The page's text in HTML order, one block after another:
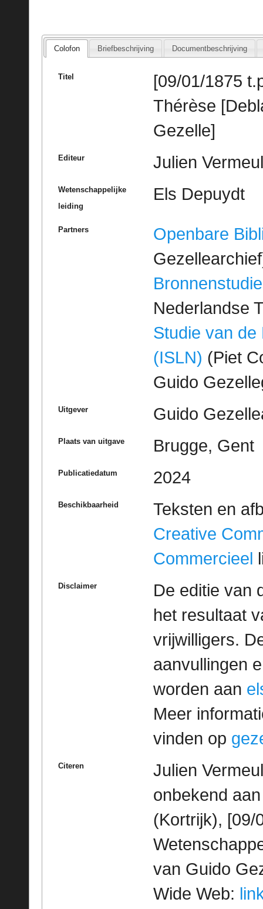
Colofon Briefbeschrijving Documentbeschrijving
Titel
[09/01/1875
Thérèse
Gezelle]
Editeur Julien
Wetenschappelijke
leiding
Els Depuydt
Partners
Openbare
Bronnenstudie
Nederlandse
Studie van de
(ISLN) (Piet
Guido
Uitgever Guido
Plaats van uitgave Brugge, Gent
Publicatiedatum 2024
Beschikbaarheid
Teksten en
Creative
Commercieel
Disclaimer
De editie van
het resultaat
vrijwilligers.
aanvullingen
worden aan
Meer
vinden op
Citeren
Julien
onbekend
(Kortrijk), [09/
van Guido
Wide Web: